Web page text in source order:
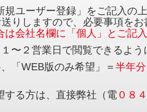
ユーザー登録」をご記入の上
りしますので、必要事項を
会社名欄に「個人」とご記入
〜２営業日で閲覧できるよう
、「WEB版のみ希望」＝半年
る方は、直接弊社（電 ０８